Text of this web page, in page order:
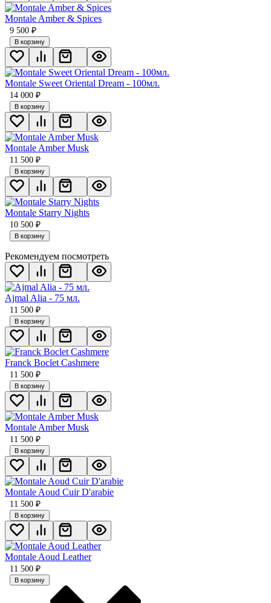
Montale Amber & Spices
9 500 ₽
В корзину
Montale Sweet Oriental Dream - 100мл.
14 000 ₽
В корзину
Montale Amber Musk
11 500 ₽
В корзину
Montale Starry Nights
10 500 ₽
В корзину
Рекомендуем посмотреть
Ajmal Alia - 75 мл.
11 500 ₽
В корзину
Franck Boclet Cashmere
11 500 ₽
В корзину
Montale Amber Musk
11 500 ₽
В корзину
Montale Aoud Cuir D'arabie
11 500 ₽
В корзину
Montale Aoud Leather
11 500 ₽
В корзину